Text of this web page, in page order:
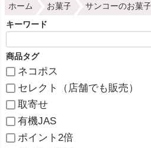
ホーム お菓子 サンコーのお菓子
キーワード
商品タグ
ネコポス
セレクト（店舗でも販売）
取寄せ
有機JAS
ポイント2倍